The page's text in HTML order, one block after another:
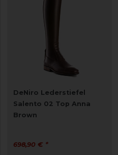
DeNiro Lederstiefel
Salento 02 Top Anna
Brown
698,90 € *